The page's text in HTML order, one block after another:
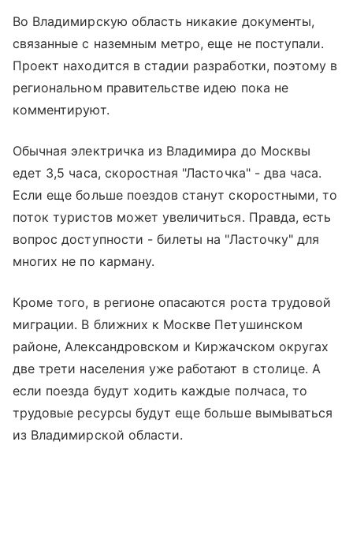
Во Владимирскую область никакие документы,
связанные с наземным метро, еще не поступали.
Проект находится в стадии разработки, поэтому в
региональном правительстве идею пока не
комментируют.
Обычная электричка из Владимира до Москвы
едет 3,5 часа, скоростная "Ласточка" - два часа.
Если еще больше поездов станут скоростными, то
поток туристов может увеличиться. Правда, есть
вопрос доступности - билеты на "Ласточку" для
многих не по карману.
Кроме того, в регионе опасаются роста трудовой
миграции. В ближних к Москве Петушинском
районе, Александровском и Киржачском округах
две трети населения уже работают в столице. А
если поезда будут ходить каждые полчаса, то
трудовые ресурсы будут еще больше вымываться
из Владимирской области.